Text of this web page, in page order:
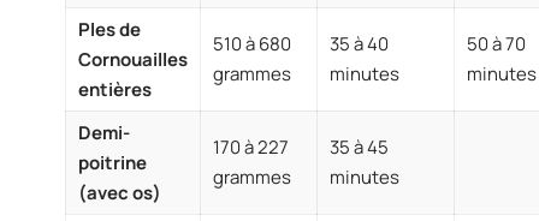
Ples de
Cornouailles
entières
510 à 680
grammes
35 à 40
minutes
50 à 70
minutes
Demi-
poitrine
(avec os)
170 à 227
grammes
35 à 45
minutes